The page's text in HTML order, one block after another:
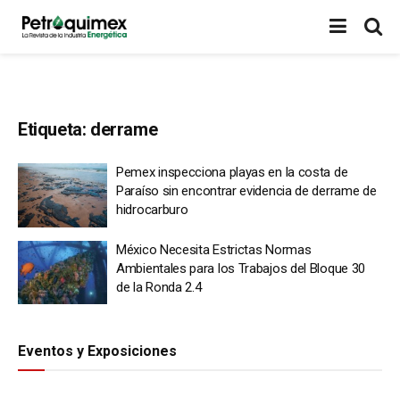
Etiqueta: derrame
Pemex inspecciona playas en la costa de
Paraíso sin encontrar evidencia de derrame de
hidrocarburo
México Necesita Estrictas Normas
Ambientales para los Trabajos del Bloque 30
de la Ronda 2.4
Eventos y Exposiciones